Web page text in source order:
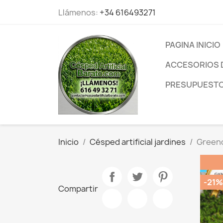
Llámenos: +34 616493271
PAGINA INICIO
ACCESORIOS
Inicio Césped artificial jardines
Compartir
-21%